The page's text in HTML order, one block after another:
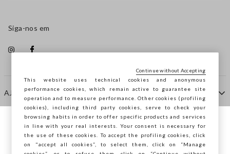
AJUDA
EMPRESA
Siga-nos em
Está a navegar na STEFANEL Portugal,
deseja guardar a sua localização?
This website uses technical cookies and anonymous
performance cookies, which remain active to guarantee site
operation and to measure performance. Other cookies (profiling
cookies), including third party cookies, serve to check your
browsing habits in order to offer specific products and services
in line with your real interests. Your consent is necessary for
the use of these cookies. To accept the profiling cookies, click
on "accept all cookies”, to select them, click on “Manage
Continue without Accepting